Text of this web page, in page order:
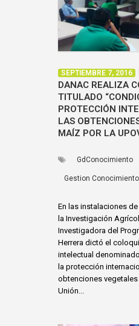
SEPTIEMBRE 7, 2016
DANAC REALIZA
TITULADO
PROTECCIÓN
LAS
MAÍZ POR LA
GdConocimiento
Gestion Conocimiento
En las instalaciones
la Investigación
Investigadora del
Herrera dictó el
intelectual
la protección
obtenciones
Unión...